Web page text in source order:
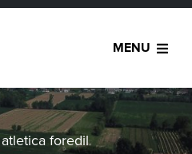
MENU
atletica foredil